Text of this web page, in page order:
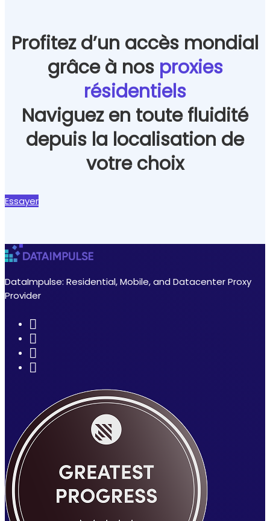
Profitez d’un accès mondial
grâce à nos proxies
résidentiels
Naviguez en toute fluidité
depuis la localisation de
votre choix
Essayer
DataImpulse: Residential, Mobile, and Datacenter Proxy
Provider